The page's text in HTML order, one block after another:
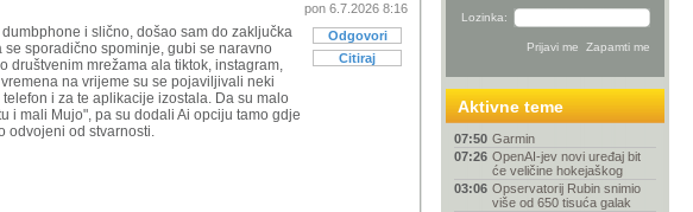
pon 6.7.2026 8:16
Odgovori
Citiraj
i slično, došao sam do zaključka
sporadično spominje, gubi se naravno
društvenim mrežama ala tiktok, instagram,
na vrijeme su se pojaviljivali neki
i za te aplikacije izostala. Da su malo
i mali Mujo", pa su dodali Ai opciju tamo gdje
odvojeni od stvarnosti.
Lozinka:
Aktivne teme
07:50 Garmin
07:26 OpenAI-jev novi uređaj bit
će veličine hokejaškog
03:06 Opservatorij Rubin snimio
više od 650 tisuća galak